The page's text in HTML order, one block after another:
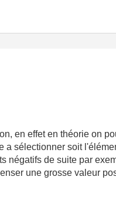
en effet en théorie on
a sélectionner soit
négatifs de suite par
une grosse valeur